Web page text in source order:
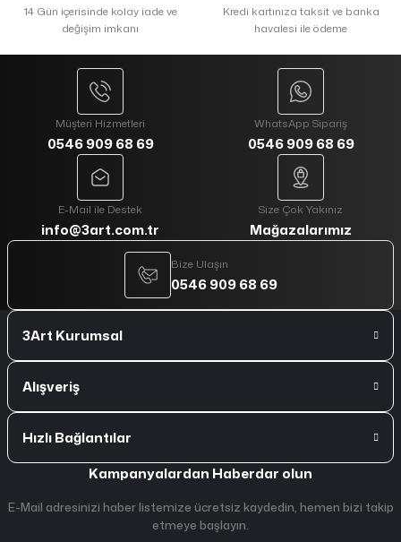
14 Gün içerisinde kolay iade ve
değişim imkanı
Kredi kartınıza taksit ve banka
havalesi ile ödeme
Müşteri Hizmetleri
0546 909 68 69
WhatsApp Sipariş
0546 909 68 69
E-Mail ile Destek
info@3art.com.tr
Size Çok Yakınız
Mağazalarımız
Bize Ulaşın
0546 909 68 69
3Art Kurumsal
Alışveriş
Hızlı Bağlantılar
Kampanyalardan Haberdar olun
E-Mail adresinizi haber listemize ücretsiz kaydedin, hemen bizi takip
etmeye başlayın.